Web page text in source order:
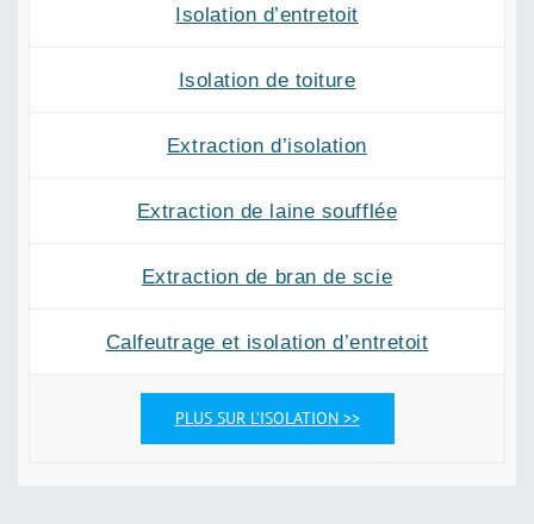
Isolation d’entretoit
Isolation de toiture
Extraction d’isolation
Extraction de laine soufflée
Extraction de bran de scie
Calfeutrage et isolation d’entretoit
PLUS SUR L’ISOLATION >>